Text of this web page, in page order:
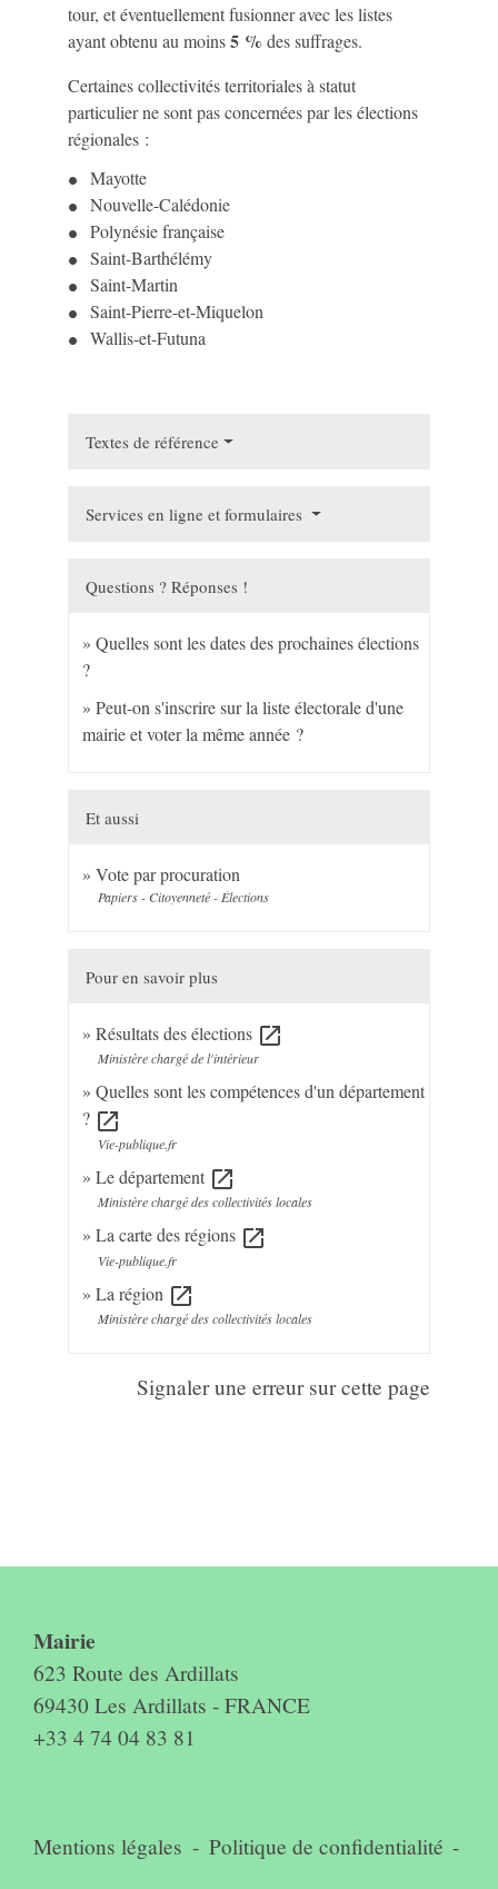
tour, et éventuellement fusionner avec les listes
ayant obtenu au moins5 % des suffrages.
Certaines collectivités territoriales à statut
particulier ne sont pas concernées par les élections
régionales :
Mayotte
Nouvelle-Calédonie
Polynésie française
Saint-Barthélémy
Saint-Martin
Saint-Pierre-et-Miquelon
Wallis-et-Futuna
Textes de référence
Services en ligne et formulaires
Questions ? Réponses !
Quelles sont les dates des prochaines élections
?
Peut-on s'inscrire sur la liste électorale d'une
mairie et voter la même année ?
Et aussi
Vote par procuration
Papiers - Citoyenneté - Élections
Pour en savoir plus
Résultats des élections open_in_new
Ministère chargé de l'intérieur
Quelles sont les compétences d'un département
? open_in_new
Vie-publique.fr
Le département open_in_new
Ministère chargé des collectivités locales
La carte des régions open_in_new
Vie-publique.fr
La région open_in_new
Ministère chargé des collectivités locales
Signaler une erreur sur cette page
Mairie
623 Route des Ardillats
69430 Les Ardillats - FRANCE
+33 4 74 04 83 81
Mentions légales - Politique de confidentialité -